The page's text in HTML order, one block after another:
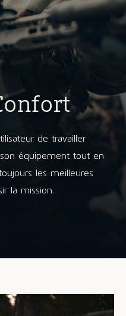
de travailler
équipement tout en
les meilleures
la mission.